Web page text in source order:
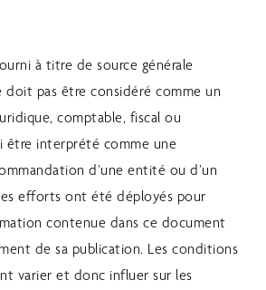
à titre de source générale
doit pas être considéré comme un
comptable, fiscal ou
être interprété comme une
d’une entité ou d’un
efforts ont été déployés pour
contenue dans ce document
de sa publication. Les conditions
varier et donc influer sur les